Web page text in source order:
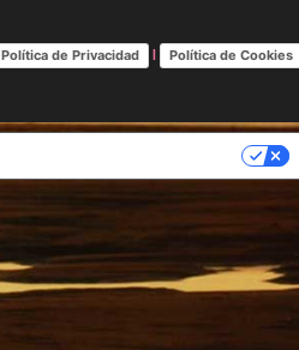
Política de Privacidad | Política de Cookies